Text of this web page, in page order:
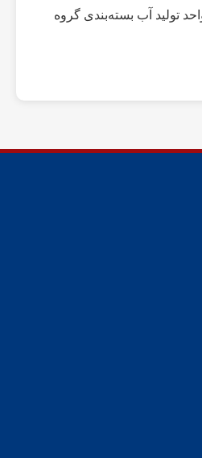
تولید آب بسته‌بندی گروه